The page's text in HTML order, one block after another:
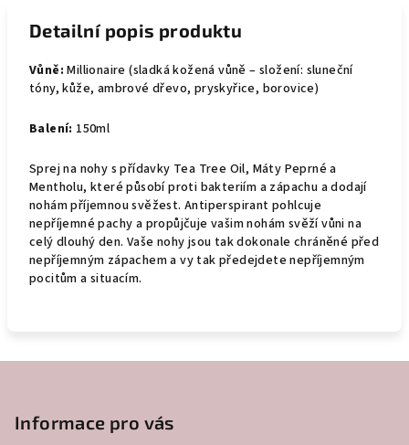
Detailní popis produktu
Vůně:Millionaire (sladká kožená vůně – složení: sluneční
tóny, kůže, ambrové dřevo, pryskyřice, borovice)
Balení: 150ml
Sprej na nohy s přídavky Tea Tree Oil, Máty Peprné a
Mentholu, které působí proti bakteriím a zápachu a dodají
nohám příjemnou svěžest. Antiperspirant pohlcuje
nepříjemné pachy a propůjčuje vašim nohám svěží vůni na
celý dlouhý den. Vaše nohy jsou tak dokonale chráněné před
nepříjemným zápachem a vy tak předejdete nepříjemným
pocitům a situacím.
Informace pro vás